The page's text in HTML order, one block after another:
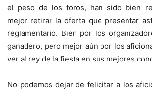
el peso de los toros, han sido bien
mejor retirar la oferta que presentar
reglamentario. Bien por los
ganadero, pero mejor aún por los
ver al rey de la fiesta en sus mejores
No podemos dejar de felicitar a los